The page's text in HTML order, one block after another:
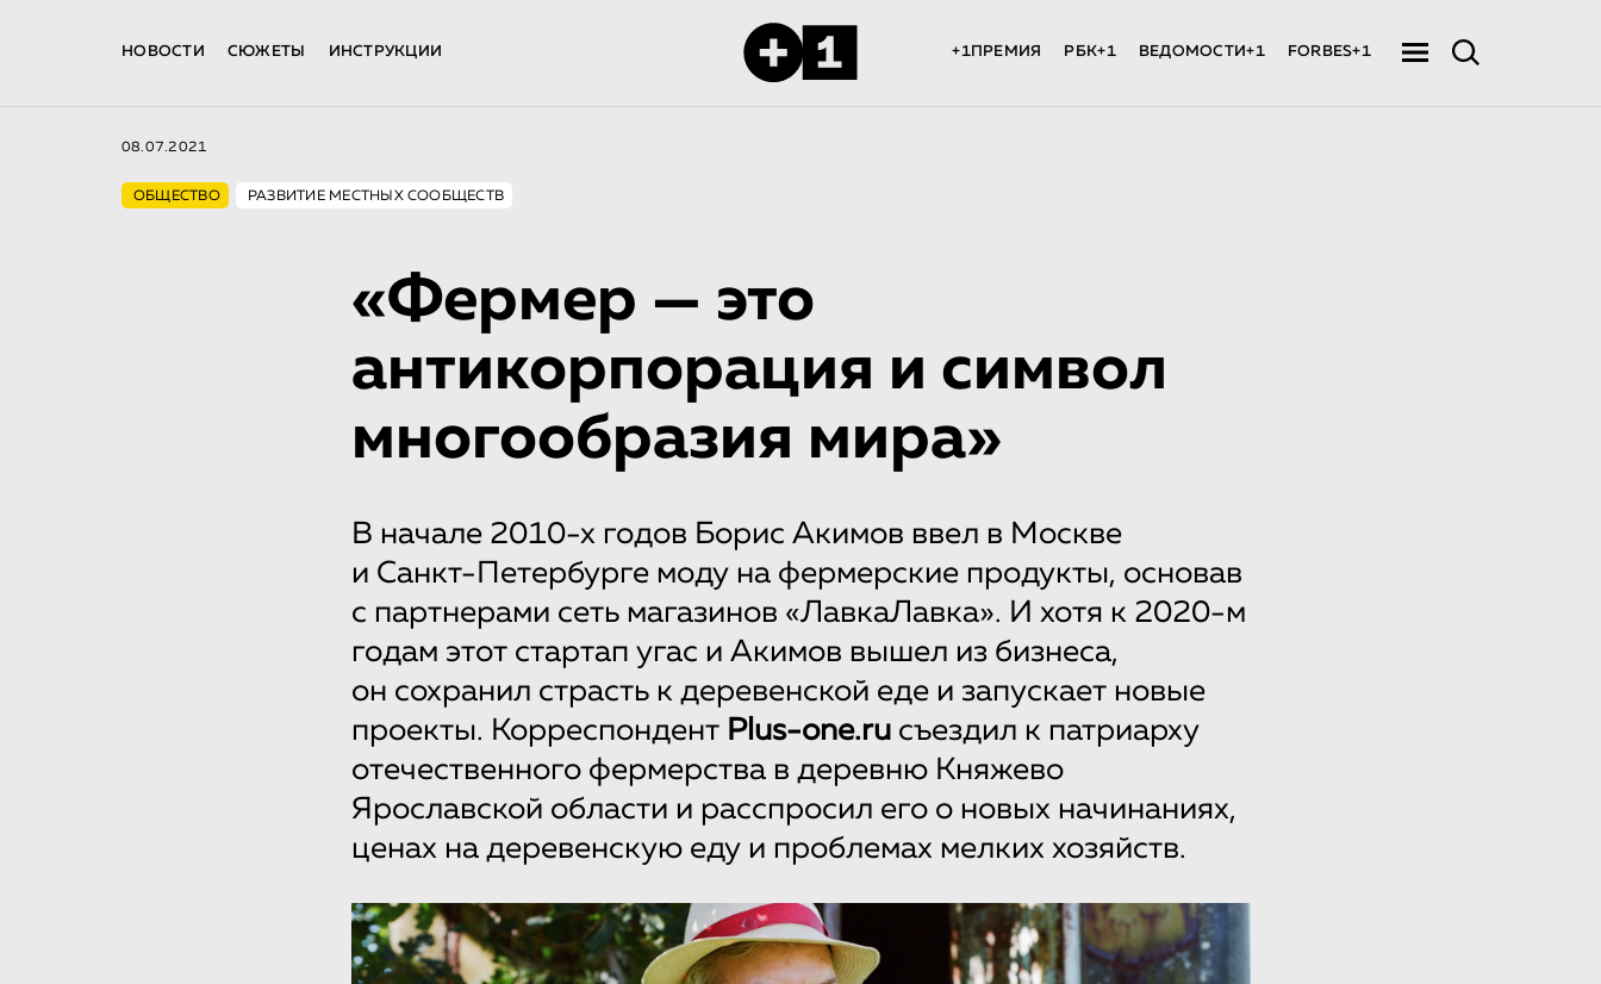
НОВОСТИ СЮЖЕТЫ ИНСТРУКЦИИ +1ПРЕМИЯ РБК+1 ВЕДОМОСТИ+1 FORBES+1
08.07.2021
ОБЩЕСТВО РАЗВИТИЕ МЕСТНЫХ СООБЩЕСТВ
«Фермер — это
антикорпорация и символ
многообразия мира»
В начале 2010-х годов Борис Акимов ввел в Москве
и Санкт-Петербурге моду на фермерские продукты, основав
с партнерами сеть магазинов «ЛавкаЛавка». И хотя к 2020-м
годам этот стартап угас и Акимов вышел из бизнеса,
он сохранил страсть к деревенской еде и запускает новые
проекты. Корреспондент Plus-one.ruсъездил к патриарху
отечественного фермерства в деревню Княжево
Ярославской области и расспросил его о новых начинаниях,
ценах на деревенскую еду и проблемах мелких хозяйств.